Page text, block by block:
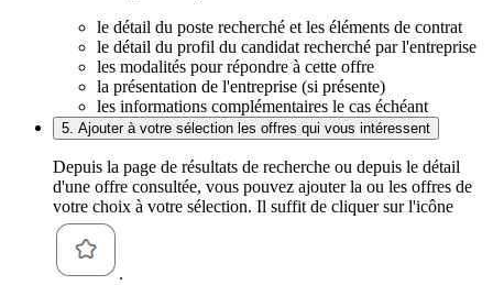
le détail du poste recherché et les éléments de contrat
le détail du profil du candidat recherché par l'entreprise
les modalités pour répondre à cette offre
la présentation de l'entreprise (si présente)
les informations complémentaires le cas échéant
5. Ajouter à votre sélection les offres qui vous intéressent
Depuis la page de résultats de recherche ou depuis le détail
d'une offre consultée, vous pouvez ajouter la ou les offres de
votre choix à votre sélection. Il suffit de cliquer sur l'icône
.